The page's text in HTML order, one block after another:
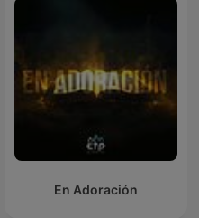
En Adoración